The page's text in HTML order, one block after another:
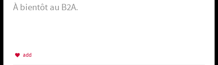
À bientôt au B2A.
add